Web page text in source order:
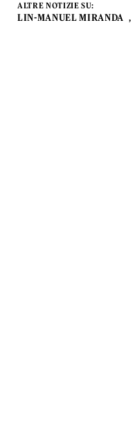
ALTRE NOTIZIE SU:
LIN-MANUEL MIRANDA